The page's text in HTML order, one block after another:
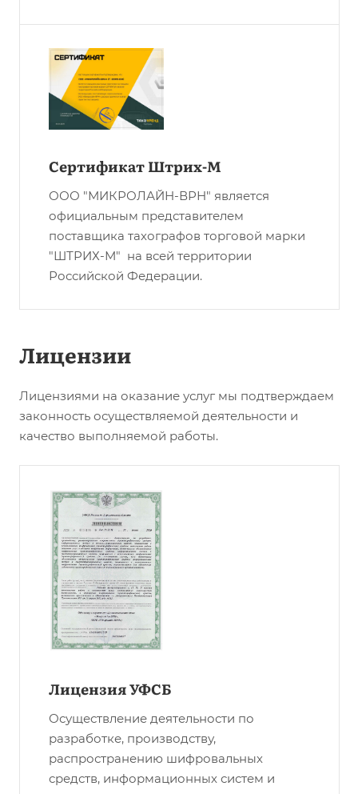
Сертификат Штрих-М
ООО "МИКРОЛАЙН-ВРН" является
официальным представителем
поставщика тахографов торговой марки
"ШТРИХ-М" на всей территории
Российской Федерации.
Лицензии
Лицензиями на оказание услуг мы подтверждаем
законность осуществляемой деятельности и
качество выполняемой работы.
Лицензия УФСБ
Осуществление деятельности по
разработке, производству,
распространению шифровальных
средств, информационных систем и